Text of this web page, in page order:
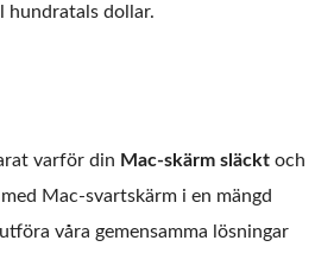
hundratals dollar.
varför din Mac-skärm släckt och
Mac-svartskärm i en mängd
våra gemensamma lösningar